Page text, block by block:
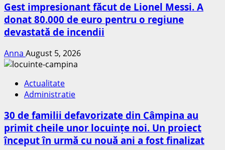
Gest impresionant făcut de Lionel Messi. A
donat 80.000 de euro pentru o regiune
devastată de incendii
Anna August 5, 2026
Actualitate
Administratie
30 de familii defavorizate din Câmpina au
primit cheile unor locuințe noi. Un proiect
început în urmă cu nouă ani a fost finalizat